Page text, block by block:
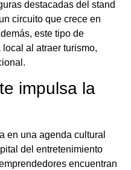
destacadas del stand
circuito que crece en
este tipo de
al atraer turismo,
impulsa la
en una agenda cultural
del entretenimiento
encuentran